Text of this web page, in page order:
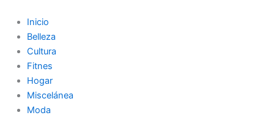
contenido
Inicio
Belleza
Cultura
Fitnes
Hogar
Miscelánea
Moda